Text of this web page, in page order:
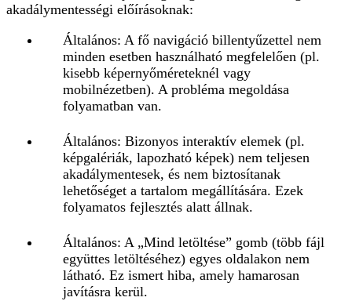
akadálymentességi előírásoknak:
Általános: A fő navigáció billentyűzettel nem
minden esetben használható megfelelően (pl.
kisebb képernyőméreteknél vagy
mobilnézetben). A probléma megoldása
folyamatban van.
Általános: Bizonyos interaktív elemek (pl.
képgalériák, lapozható képek) nem teljesen
akadálymentesek, és nem biztosítanak
lehetőséget a tartalom megállítására. Ezek
folyamatos fejlesztés alatt állnak.
Általános: A „Mind letöltése” gomb (több fájl
együttes letöltéséhez) egyes oldalakon nem
látható. Ez ismert hiba, amely hamarosan
javításra kerül.